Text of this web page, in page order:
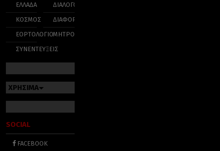
ΕΛΛΑΔΑ
ΚΟΣΜΟΣ
ΕΟΡΤΟΛΟΓΙΟ
ΣΥΝΕΝΤΕΥΞΕΙΣ
ΔΙΑΛΟΓΟΣ
ΔΙΑΦΟΡΑ
ΜΗΤΡΟΠΟΛΕΙΣ
ΧΡΗΣΙΜΑ
SOCIAL
FACEBOOK